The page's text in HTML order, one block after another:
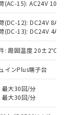
(AC-15): AC24V
(DC-12): DC24V 8A/
(DC-13): DC24V 4A/
: 周囲温度 20±2℃、
インPlus端子台
最大30回/分
最大30回/分
うえ
業取扱
価格
ので
には、
の非含
ある
質）の
す予
質）の
中の
、有の